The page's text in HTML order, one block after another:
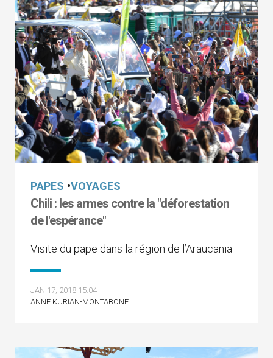
PAPES •VOYAGES
Chili : les armes contre la "déforestation
de l'espérance"
Visite du pape dans la région de l’Araucania
JAN 17, 2018 15:04
ANNE KURIAN-MONTABONE